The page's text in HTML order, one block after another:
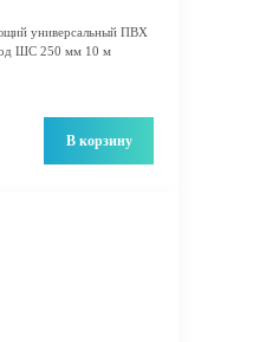
универсальный ПВХ
ШС 250 мм 10 м
В корзину